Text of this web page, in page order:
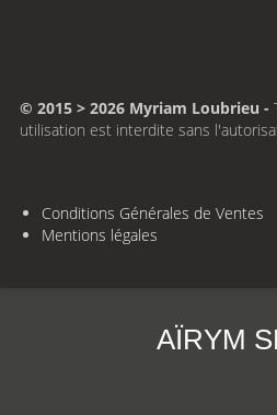
© 2015 > 2026 Myriam Loubrieu -
utilisation est interdite sans
Conditions Générales de Ventes
Mentions légales
AÏRYM